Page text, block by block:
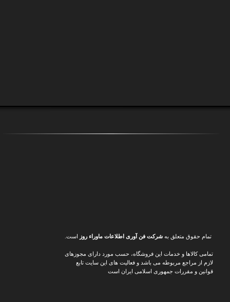
تمام حقوق متعلق بهشرکت فن آوری اطلاعات ماوراء روز است.
تمامی کالاها و خدمات این فروشگاه، حسب مورد دارای مجوزهای
لازم از مراجع مربوطه می باشد و فعالیت های این سایت تابع
قوانین و مقررات جمهوری اسلامی ایران است